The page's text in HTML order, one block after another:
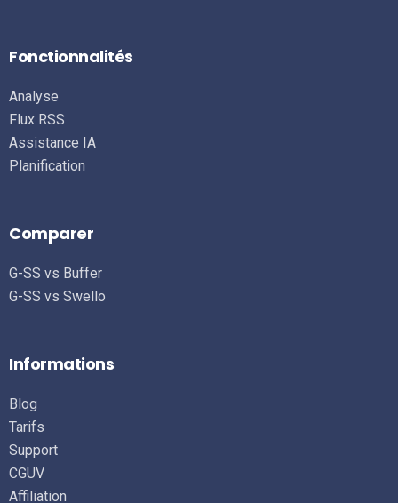
Fonctionnalités
Analyse
Flux RSS
Assistance IA
Planification
Comparer
G-SS vs Buffer
G-SS vs Swello
Informations
Blog
Tarifs
Support
CGUV
Affiliation